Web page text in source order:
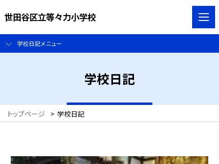
世田谷区立等々力小学校
学校日記メニュー
学校日記
トップページ > 学校日記